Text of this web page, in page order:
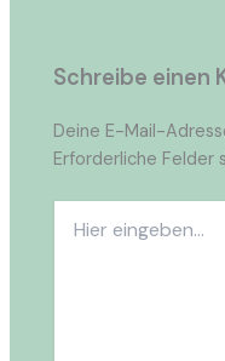
Schreibe einen
Deine E-Mail-
Erforderliche Felder
eingeben…